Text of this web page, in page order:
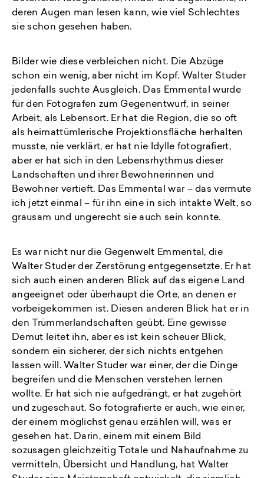
deren Augen man lesen kann, wie viel Schlechtes
sie schon gesehen haben.
Bilder wie diese verbleichen nicht. Die Abzüge
schon ein wenig, aber nicht im Kopf. Walter Studer
jedenfalls suchte Ausgleich. Das Emmental wurde
für den Fotografen zum Gegenentwurf, in seiner
Arbeit, als Lebensort. Er hat die Region, die so oft
als heimattümlerische Projektionsfläche herhalten
musste, nie verklärt, er hat nie Idylle fotografiert,
aber er hat sich in den Lebensrhythmus dieser
Landschaften und ihrer Bewohnerinnen und
Bewohner vertieft. Das Emmental war – das vermute
ich jetzt einmal – für ihn eine in sich intakte Welt, so
grausam und ungerecht sie auch sein konnte.
Es war nicht nur die Gegenwelt Emmental, die
Walter Studer der Zerstörung entgegensetzte. Er hat
sich auch einen anderen Blick auf das eigene Land
angeeignet oder überhaupt die Orte, an denen er
vorbeigekommen ist. Diesen anderen Blick hat er in
den Trümmerlandschaften geübt. Eine gewisse
Demut leitet ihn, aber es ist kein scheuer Blick,
sondern ein sicherer, der sich nichts entgehen
lassen will. Walter Studer war einer, der die Dinge
begreifen und die Menschen verstehen lernen
wollte. Er hat sich nie aufgedrängt, er hat zugehört
und zugeschaut. So fotografierte er auch, wie einer,
der einem möglichst genau erzählen will, was er
gesehen hat. Darin, einem mit einem Bild
sozusagen gleichzeitig Totale und Nahaufnahme zu
vermitteln, Übersicht und Handlung, hat Walter